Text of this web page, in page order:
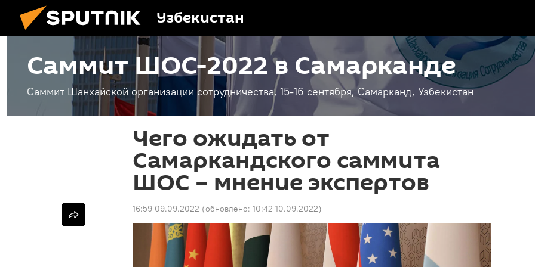
Узбекистан
Саммит ШОС-2022 в Самарканде
Саммит Шанхайской организации сотрудничества, 15-16 сентября, Самарканд, Узбекистан
Чего ожидать от
Самаркандского саммита
ШОС – мнение экспертов
16:59 09.09.2022 (обновлено: 10:42 10.09.2022)